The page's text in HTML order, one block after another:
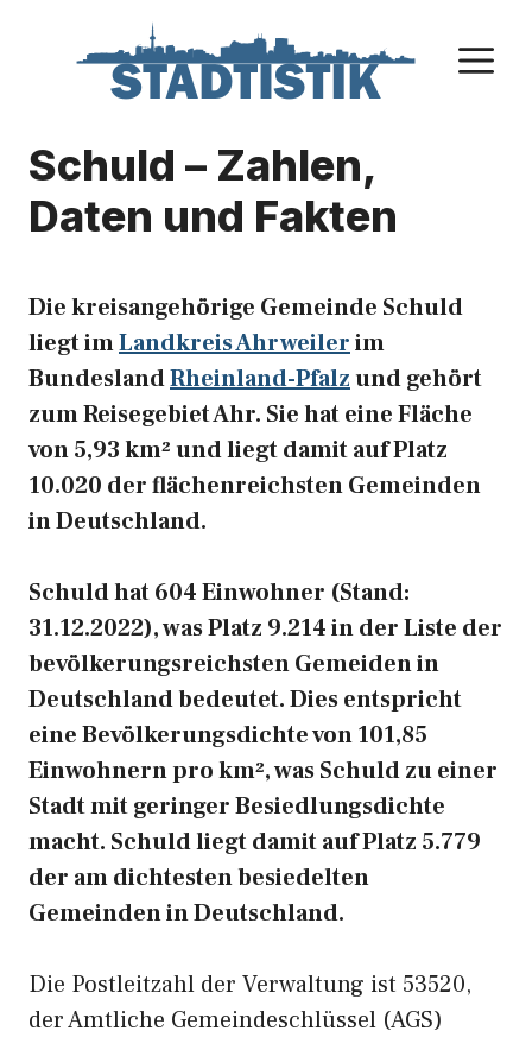
Schuld – Zahlen,
Daten und Fakten
Die kreisangehörige Gemeinde Schuld
liegt imLandkreis Ahrweilerim
BundeslandRheinland-Pfalzund gehört
zum Reisegebiet Ahr. Sie hat eine Fläche
von 5,93 km² und liegt damit auf Platz
10.020 der flächenreichsten Gemeinden
in Deutschland.
Schuld hat 604 Einwohner (Stand:
31.12.2022), was Platz 9.214 in der Liste der
bevölkerungsreichsten Gemeiden in
Deutschland bedeutet. Dies entspricht
eine Bevölkerungsdichte von 101,85
Einwohnern pro km², was Schuld zu einer
Stadt mit geringer Besiedlungsdichte
macht. Schuld liegt damit auf Platz 5.779
der am dichtesten besiedelten
Gemeinden in Deutschland.
Die Postleitzahl der Verwaltung ist 53520,
der Amtliche Gemeindeschlüssel (AGS)